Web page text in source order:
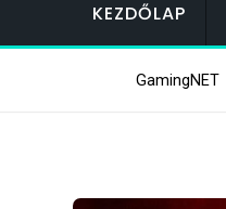
KEZDŐLAP
GamingNET